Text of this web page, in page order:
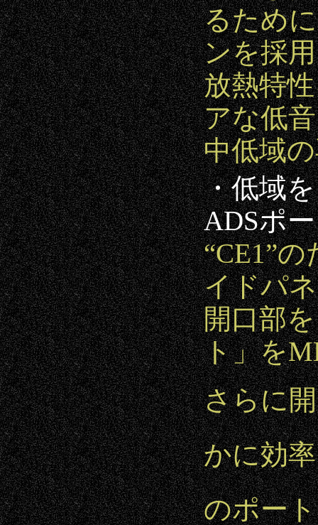
るため
ンを採
放熱特
アな低
中低域
・低域
ADSポ
“CE1”
イドパ
開口部
ト」を
さらに
かに効
のポー